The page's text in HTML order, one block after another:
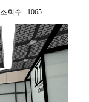
조회수 : 1065